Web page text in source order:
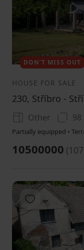
DON’T MISS OUT
HOUSE FOR SALE
230, Stříbro -
Other 98
Partially equipped •
10500000 (
Add to favorites